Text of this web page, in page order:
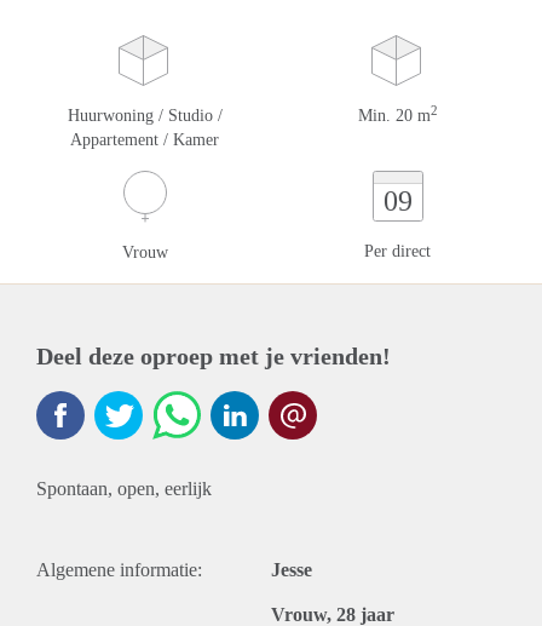
Huurwoning / Studio /
Appartement / Kamer
Min. 20 m2
Vrouw
09
Per direct
Deel deze oproep met je vrienden!
Spontaan, open, eerlijk
Algemene informatie: Jesse
Vrouw, 28 jaar